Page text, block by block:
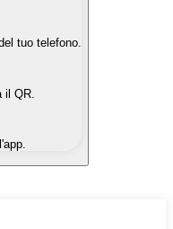
interessano in modo
valuta fiat quando ne
un'altra
self-custodial.
tuo telefono.
il QR.